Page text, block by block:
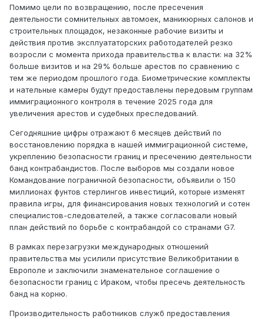
Помимо цели по возвращению, после пресечения
деятельности сомнительных автомоек, маникюрных салонов и
строительных площадок, незаконные рабочие визиты и
действия против эксплуататорских работодателей резко
возросли с момента прихода правительства к власти: на 32%
больше визитов и на 29% больше арестов по сравнению с
тем же периодом прошлого года. Биометрические комплекты
и нательные камеры будут предоставлены передовым группам
иммиграционного контроля в течение 2025 года для
увеличения арестов и судебных преследований.
Сегодняшние цифры отражают 6 месяцев действий по
восстановлению порядка в нашей иммиграционной системе,
укреплению безопасности границ и пресечению деятельности
банд контрабандистов. После выборов мы создали новое
Командование пограничной безопасности, объявили о 150
миллионах фунтов стерлингов инвестиций, которые изменят
правила игры, для финансирования новых технологий и сотен
специалистов-следователей, а также согласовали новый
план действий по борьбе с контрабандой со странами G7.
В рамках перезагрузки международных отношений
правительства мы усилили присутствие Великобритании в
Европоле и заключили знаменательное соглашение о
безопасности границ с Ираком, чтобы пресечь деятельность
банд на корню.
Производительность работников служб предоставления